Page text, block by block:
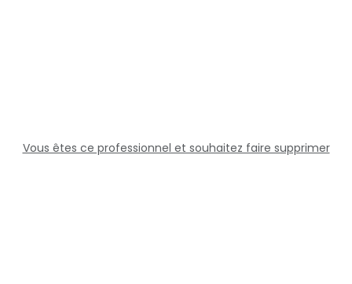
Vous êtes ce professionnel et souhaitez faire supprimer